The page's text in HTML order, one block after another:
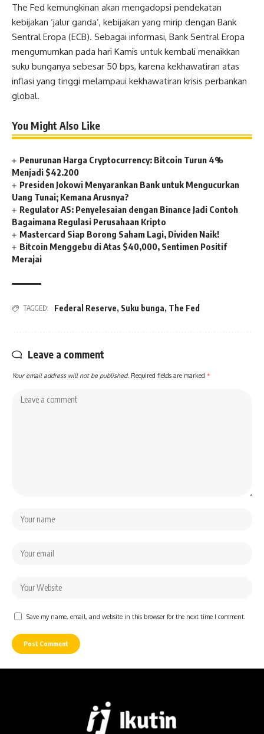
The Fed kemungkinan akan mengadopsi pendekatan
kebijakan ‘jalur ganda’, kebijakan yang mirip dengan Bank
Sentral Eropa (ECB). Sebagai informasi, Bank Sentral Eropa
mengumumkan pada hari Kamis untuk kembali menaikkan
suku bunganya sebesar 50 bps, karena kekhawatiran atas
inflasi yang tinggi melampaui kekhawatiran krisis perbankan
global.
You Might Also Like
Penurunan Harga Cryptocurrency: Bitcoin Turun 4%
Menjadi $42.200
Presiden Jokowi Menyarankan Bank untuk Mengucurkan
Uang Tunai; Kemana Arusnya?
Regulator AS: Penyelesaian dengan Binance Jadi Contoh
Bagaimana Regulasi Perusahaan Kripto
Mastercard Siap Borong Saham Lagi, Dividen Naik!
Bitcoin Menggebu di Atas $40,000, Sentimen Positif
Merajai
TAGGED: Federal Reserve, Suku bunga, The Fed
Leave a comment
Your email address will not be published. Required fields are marked *
Save my name, email, and website in this browser for the next time I comment.